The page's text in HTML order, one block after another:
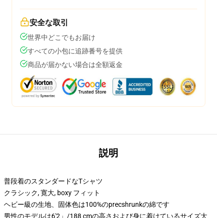
安全な取引
世界中どこでもお届け
すべての小包に追跡番号を提供
商品が届かない場合は全額返金
説明
普段着のスタンダードなTシャツ
クラシック, 寛大, boxy フィット
ヘビー級の生地、固体色は100%のprecshrunkの綿です
男性のモデルは6'2」/188 cmの高さおよび身に着けているサイズ大